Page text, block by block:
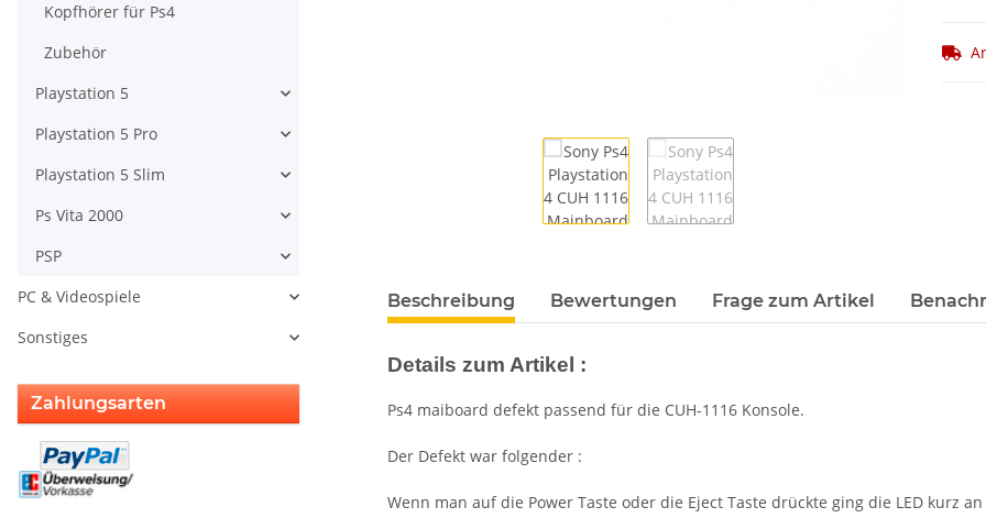
Beschreibung Bewertungen Frage zum Artikel
Details zum Artikel :
Ps4 maiboard defekt passend für die CUH-1116 Konsole.
Der Defekt war folgender :
Wenn man auf die Power Taste oder die Eject Taste drückte ging die LED kurz
Kopfhörer für Ps4
Zubehör
Playstation 5
Playstation 5 Pro
Playstation 5 Slim
Ps Vita 2000
PSP
PC & Videospiele
Sonstiges
Zahlungsarten